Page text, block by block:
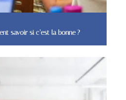
savoir si c’est la bonne ?